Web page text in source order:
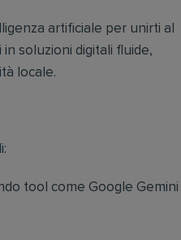
artificiale per unirti al
soluzioni digitali fluide,
locale.
tool come Google Gemini